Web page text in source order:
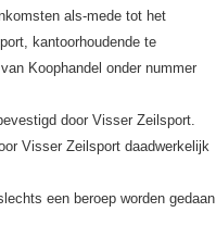
als-mede tot het
kantoorhoudende te
Koophandel onder nummer
door Visser Zeilsport.
Visser Zeilsport daadwerkelijk
een beroep worden gedaan